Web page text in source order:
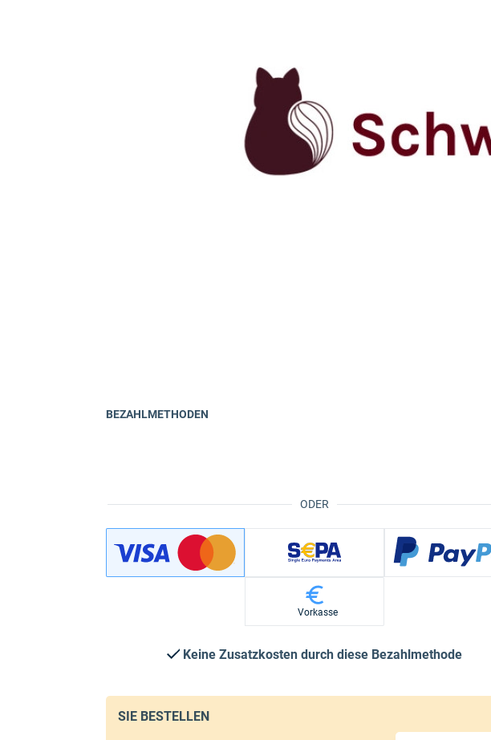
ODER
BEZAHLMETHODEN
Vorkasse
Keine Zusatzkosten durch diese Bezahlmethode
SIE BESTELLEN